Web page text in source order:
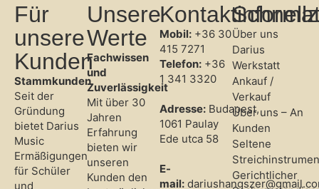
Für
unsere
Kunden
Stammkunden
Seit der
Gründung
bietet Darius
Music
Ermäßigungen
für Schüler
und
Unsere
Werte
Fachwissen
und
Zuverlässigkeit
Mit über 30
Jahren
Erfahrung
bieten wir
unseren
Kunden den
Mobil: +36 30
415 7271
Telefon: +36
1 341 3320
Adresse: Budapest,
1061 Paulay
Ede utca 58
E-
mail:
Über uns
Darius
Werkstatt
Ankauf /
Verkauf
Über uns – An
Kunden
Seltene
Gerichtlicher